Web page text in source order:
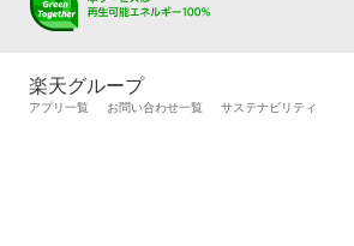
三鷹市
武蔵村山市
メンテナンス管理
自動車カタログ 自動車保険
楽天グループ
アプリ一覧 お問い合わせ一覧 サステナビリティ